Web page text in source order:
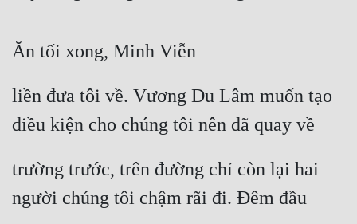
Thanh Xuân
Tiểu Thuyết
Trinh Thám
Triều Đấu
Trùng Sinh
Ăn tối xong, Minh Viễn
liền đưa tôi về. Vương Du Lâm muốn tạo
điều kiện cho chúng tôi nên đã quay về
trường trước, trên đường chỉ còn lại hai
người chúng tôi chậm rãi đi. Đêm đầu